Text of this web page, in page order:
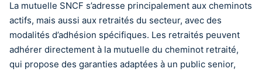
La mutuelle SNCF s’adresse principalement aux cheminots
actifs, mais aussi aux retraités du secteur, avec des
modalités d’adhésion spécifiques. Les retraités peuvent
adhérer directement à la mutuelle du cheminot retraité,
qui propose des garanties adaptées à un public senior,